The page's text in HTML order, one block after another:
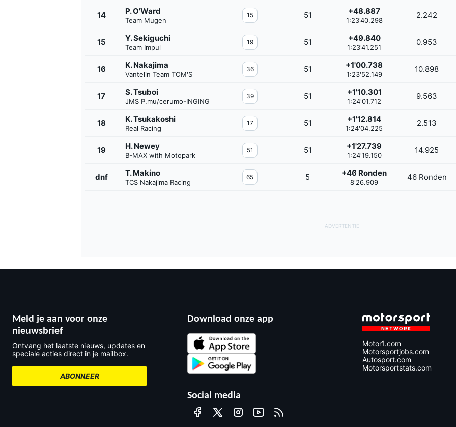
14 P. O'Ward
Team Mugen
15 51 +48.887
1:23'40.298
2.242
15 Y. Sekiguchi
Team Impul
19 51 +49.840
1:23'41.251
0.953
16 K. Nakajima
Vantelin Team TOM'S
36 51 +1'00.738
1:23'52.149
10.898
17 S. Tsuboi
JMS P.mu/cerumo-INGING
39 51 +1'10.301
1:24'01.712
9.563
18 K. Tsukakoshi
Real Racing
17 51 +1'12.814
1:24'04.225
2.513
19 H. Newey
B-MAX with Motopark
51 51 +1'27.739
1:24'19.150
14.925
dnf T. Makino
TCS Nakajima Racing
65 5 +46 Ronden
8'26.909
46 Ronden
Meld je aan voor onze
nieuwsbrief
Ontvang het laatste nieuws, updates en
speciale acties direct in je mailbox.
ABONNEER
Download onze app
Social media
Motor1.com
Motorsportjobs.com
Autosport.com
Motorsportstats.com